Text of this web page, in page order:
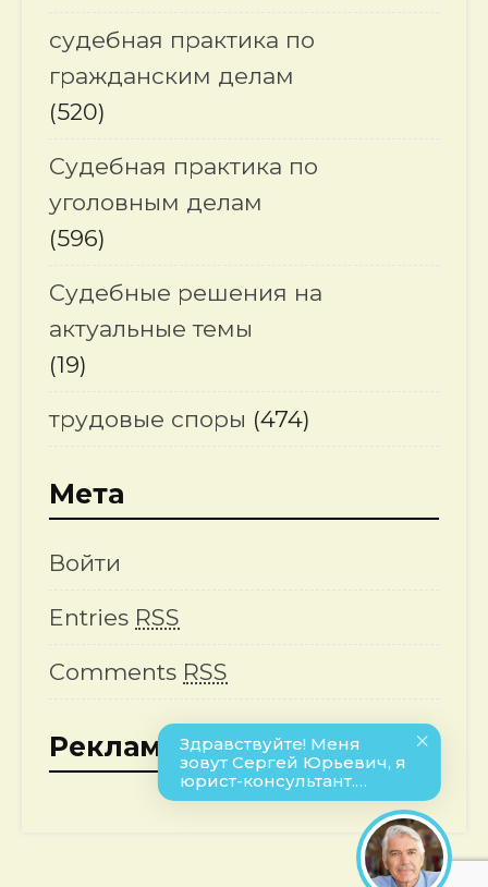
судебная практика по
гражданским делам
(520)
Судебная практика по
уголовным делам
(596)
Судебные решения на
актуальные темы
(19)
трудовые споры (474)
Мета
Войти
Entries RSS
Comments RSS
Реклама